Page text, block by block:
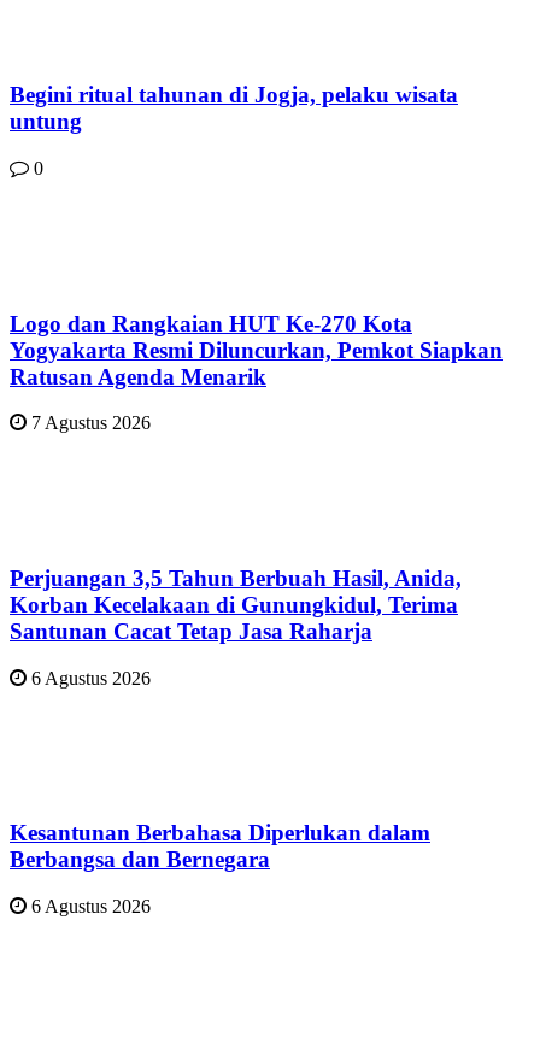
Begini ritual tahunan di Jogja, pelaku wisata
untung
0
Logo dan Rangkaian HUT Ke-270 Kota
Yogyakarta Resmi Diluncurkan, Pemkot Siapkan
Ratusan Agenda Menarik
7 Agustus 2026
Perjuangan 3,5 Tahun Berbuah Hasil, Anida,
Korban Kecelakaan di Gunungkidul, Terima
Santunan Cacat Tetap Jasa Raharja
6 Agustus 2026
Kesantunan Berbahasa Diperlukan dalam
Berbangsa dan Bernegara
6 Agustus 2026